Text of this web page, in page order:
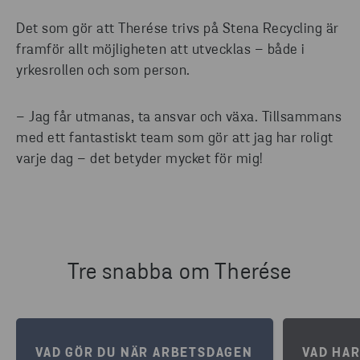
Det som gör att Therése trivs på Stena Recycling är
framför allt möjligheten att utvecklas – både i
yrkesrollen och som person.
– Jag får utmanas, ta ansvar och växa. Tillsammans
med ett fantastiskt team som gör att jag har roligt
varje dag – det betyder mycket för mig!
Tre snabba om Therése
VAD GÖR DU NÄR ARBETSDAGEN
VAD